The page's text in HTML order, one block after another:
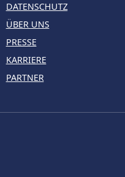
DATENSCHUTZ
ÜBER UNS
PRESSE
KARRIERE
PARTNER